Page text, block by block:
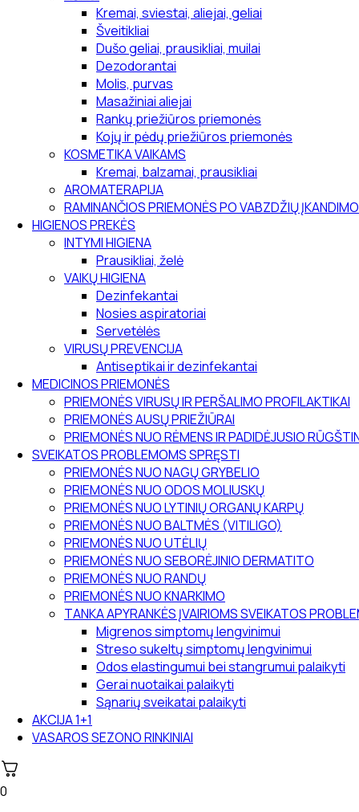
Kremai, sviestai, aliejai, geliai
Šveitikliai
Dušo geliai, prausikliai, muilai
Dezodorantai
Molis, purvas
Masažiniai aliejai
Rankų priežiūros priemonės
Kojų ir pėdų priežiūros priemonės
KOSMETIKA VAIKAMS
Kremai, balzamai, prausikliai
AROMATERAPIJA
RAMINANČIOS PRIEMONĖS PO VABZDŽIŲ ĮKANDIMO
HIGIENOS PREKĖS
INTYMI HIGIENA
Prausikliai, želė
VAIKŲ HIGIENA
Dezinfekantai
Nosies aspiratoriai
Servetėlės
VIRUSŲ PREVENCIJA
Antiseptikai ir dezinfekantai
MEDICINOS PRIEMONĖS
PRIEMONĖS VIRUSŲ IR PERŠALIMO PROFILAKTIKAI
PRIEMONĖS AUSŲ PRIEŽIŪRAI
PRIEMONĖS NUO RĖMENS IR PADIDĖJUSIO
SVEIKATOS PROBLEMOMS SPRĘSTI
PRIEMONĖS NUO NAGŲ GRYBELIO
PRIEMONĖS NUO ODOS MOLIUSKŲ
PRIEMONĖS NUO LYTINIŲ ORGANŲ KARPŲ
PRIEMONĖS NUO BALTMĖS (VITILIGO)
PRIEMONĖS NUO UTĖLIŲ
PRIEMONĖS NUO SEBORĖJINIO DERMATITO
PRIEMONĖS NUO RANDŲ
PRIEMONĖS NUO KNARKIMO
TANKA APYRANKĖS ĮVAIRIOMS SVEIKATOS
Migrenos simptomų lengvinimui
Streso sukeltų simptomų lengvinimui
Odos elastingumui bei stangrumui palaikyti
Gerai nuotaikai palaikyti
Sąnarių sveikatai palaikyti
AKCIJA 1+1
VASAROS SEZONO RINKINIAI
0